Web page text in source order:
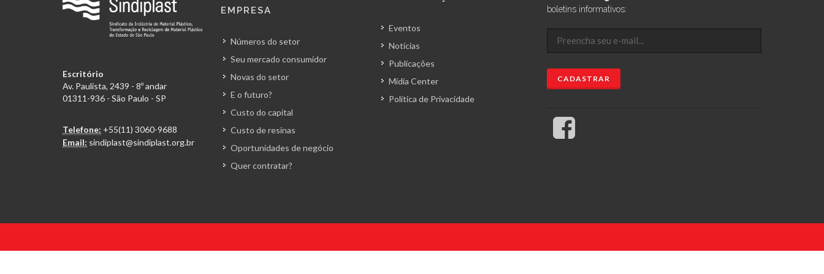
Escritório
Av. Paulista, 2439 - 8º andar
01311-936 - São Paulo - SP
Telefone: +55(11) 3060-9688
Email: sindiplast@sindiplast.org.br
EMPRESA
Números do setor
Seu mercado consumidor
Novas do setor
E o futuro?
Custo do capital
Custo de resinas
Oportunidades de negócio
Quer contratar?
Eventos
Notícias
Publicações
Mídia Center
Política de Privacidade
boletins informativos: